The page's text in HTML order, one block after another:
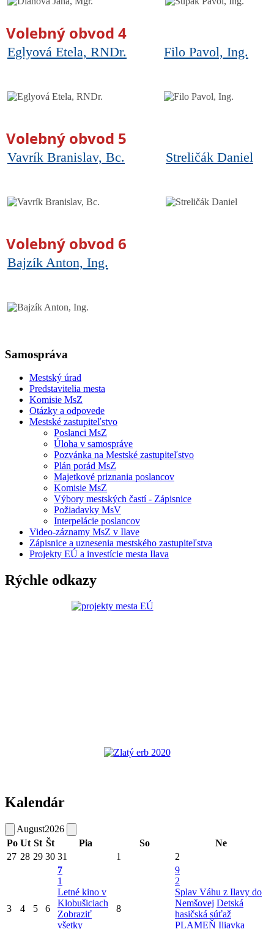
Volebný obvod 4
Eglyová Etela, RNDr. Filo Pavol, Ing.
Volebný obvod 5
Vavrík Branislav, Bc. Streličák Daniel
Volebný obvod 6
Bajzík Anton, Ing.
Samospráva
Mestský úrad
Predstavitelia mesta
Komisie MsZ
Otázky a odpovede
Mestské zastupiteľstvo
Poslanci MsZ
Úloha v samospráve
Pozvánka na Mestské zastupiteľstvo
Plán porád MsZ
Majetkové priznania poslancov
Komisie MsZ
Výbory mestských častí - Zápisnice
Požiadavky MsV
Interpelácie poslancov
Video-záznamy MsZ v Ilave
Zápisnice a uznesenia mestského zastupiteľstva
Projekty EÚ a investície mesta Ilava
Rýchle odkazy
Kalendár
August2026
Po Ut St Št Pia So
Ne
27 28 29 30 31 1 2
3 4 5 6
7
1
Letné kino v
Klobušiciach
Zobraziť
všetky
8
9
2
Splav Váhu z Ilavy do
Nemšovej Detská
hasičská súťaž
PLAMEŇ Iliavka